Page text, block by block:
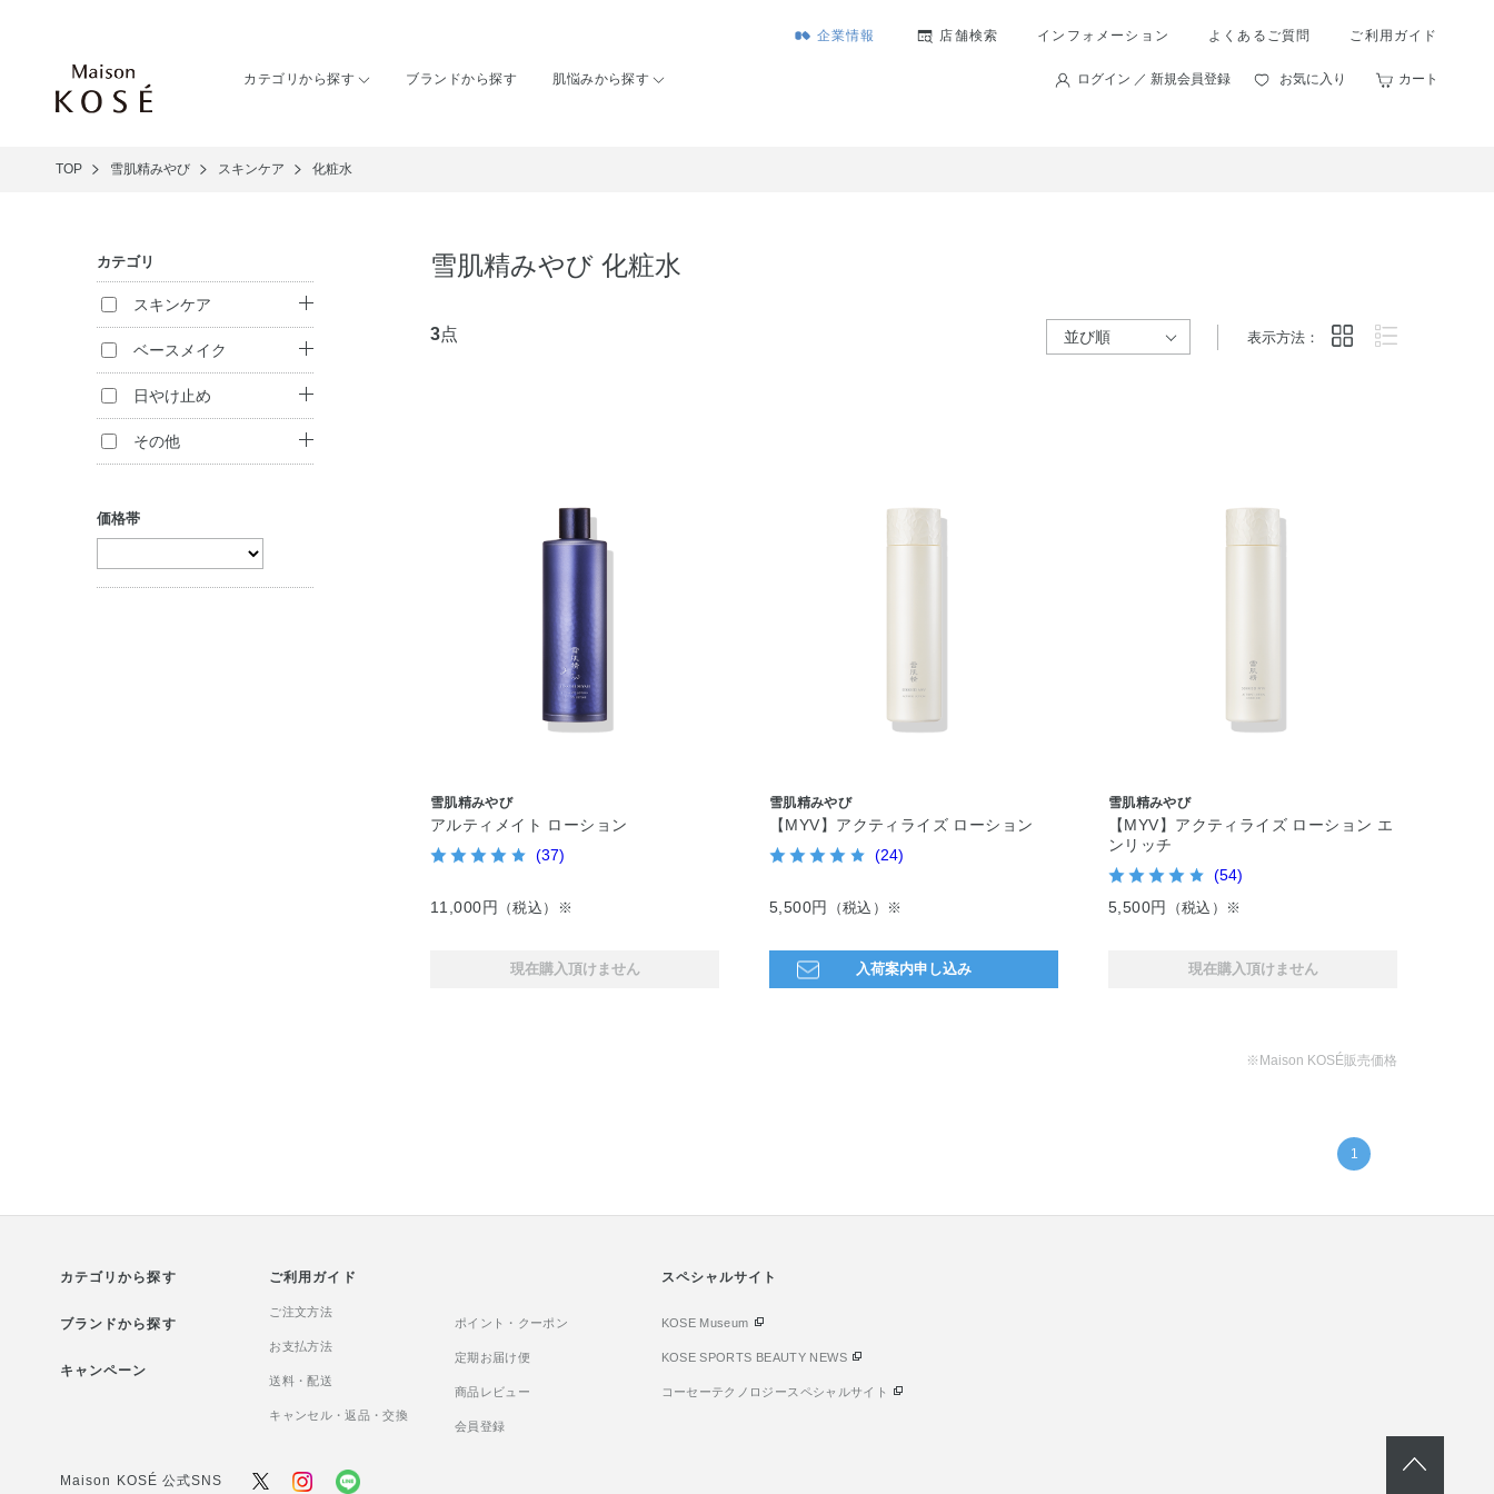
企業情報 店舗検索 インフォメーション よくあるご質問 ご利用ガイド
カテゴリから探す ブランドから探す 肌悩みから探す ログイン ／ 新規会員登録 お気に入り カート
TOP 雪肌精みやび スキンケア 化粧水
雪肌精みやび 化粧水
カテゴリ
スキンケア
クレンジング
洗顔料
化粧水
ジェル・美容液
ベースメイク
ファンデーション
化粧下地
日やけ止め
日やけ止め
その他
価格帯
3点 表示方法：
雪肌精みやび
アルティメイト ローション
(37)
11,000円 （税込）※
現在購入頂けません
雪肌精みやび
【MYV】アクティライズ ローション
(24)
5,500円 （税込）※
入荷案内申し込み
雪肌精みやび
【MYV】アクティライズ ローション エ
ンリッチ
(54)
5,500円
（税込）※
現在購入頂けません
※Maison KOSÉ販売価格
1
カテゴリから探す
ブランドから探す
キャンペーン
ご利用ガイド
ご注文方法
お支払方法
送料・配送
キャンセル・返品・交換
ポイント・クーポン
定期お届け便
商品レビュー
会員登録
スペシャルサイト
KOSE Museum
KOSE SPORTS BEAUTY NEWS
コーセーテクノロジースペシャルサイト
Maison KOSÉ 公式SNS